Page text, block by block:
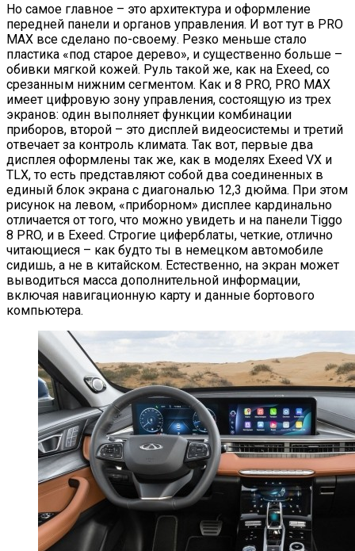
Но самое главное – это архитектура и оформление
передней панели и органов управления. И вот тут в PRO
MAX все сделано по-своему. Резко меньше стало
пластика «под старое дерево», и существенно больше –
обивки мягкой кожей. Руль такой же, как на Exeed, со
срезанным нижним сегментом. Как и 8 PRO, PRO MAX
имеет цифровую зону управления, состоящую из трех
экранов: один выполняет функции комбинации
приборов, второй – это дисплей видеосистемы и третий
отвечает за контроль климата. Так вот, первые два
дисплея оформлены так же, как в моделях Exeed VX и
TLX, то есть представляют собой два соединенных в
единый блок экрана с диагональю 12,3 дюйма. При этом
рисунок на левом, «приборном» дисплее кардинально
отличается от того, что можно увидеть и на панели Tiggo
8 PRO, и в Exeed. Строгие циферблаты, четкие, отлично
читающиеся – как будто ты в немецком автомобиле
сидишь, а не в китайском. Естественно, на экран может
выводиться масса дополнительной информации,
включая навигационную карту и данные бортового
компьютера.